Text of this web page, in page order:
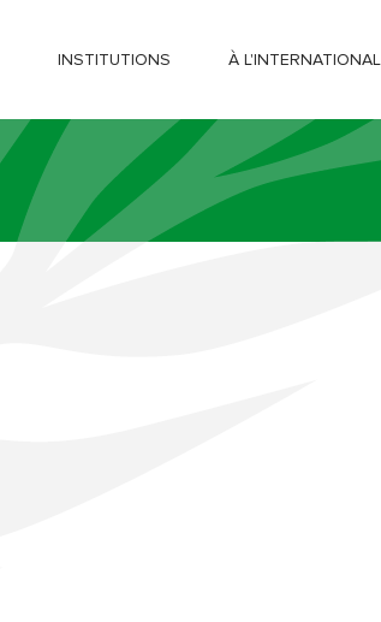
INSTITUTIONS À L'INTERNATIONAL